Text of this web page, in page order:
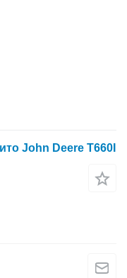
John Deere T660I